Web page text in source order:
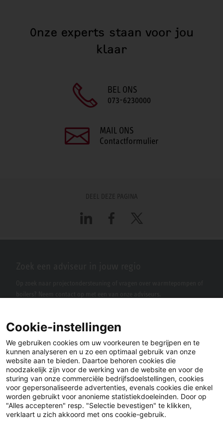
Onze experts staan voor jou
klaar
BEL ONS
073-6230000
MAIL ONS
Contactformulier
DEEL DEZE PAGINA
LinkedIn FacebookX
LinkedIn Facebook X
YouTube Instagram
Cookie-instellingen
We gebruiken cookies om uw voorkeuren te begrijpen en te
kunnen analyseren en u zo een optimaal gebruik van onze
website aan te bieden. Daartoe behoren cookies die
noodzakelijk zijn voor de werking van de website en voor de
sturing van onze commerciële bedrijfsdoelstellingen, cookies
voor gepersonaliseerde advertenties, evenals cookies die enkel
worden gebruikt voor anonieme statistiekdoeleinden. Door op
"Alles accepteren" resp. "Selectie bevestigen" te klikken,
verklaart u zich akkoord met ons cookie-gebruik.